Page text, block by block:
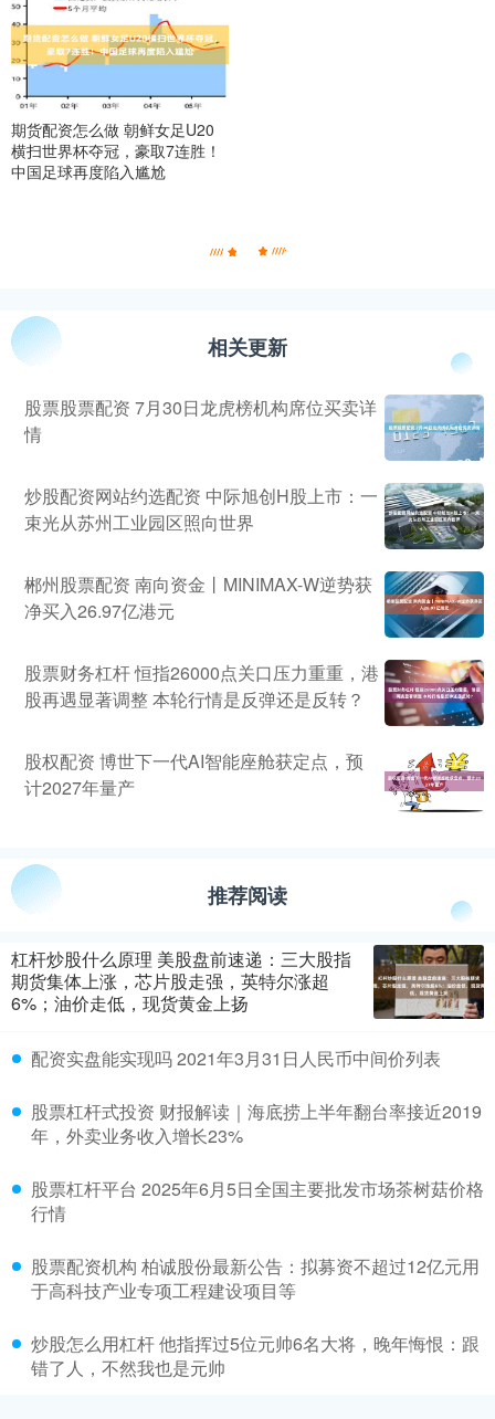
期货配资怎么做 朝鲜女足U20
横扫世界杯夺冠，豪取7连胜！
中国足球再度陷入尴尬
相关更新
股票股票配资 7月30日龙虎榜机构席位买卖详
情
炒股配资网站约选配资 中际旭创H股上市：一
束光从苏州工业园区照向世界
郴州股票配资 南向资金丨MINIMAX-W逆势获
净买入26.97亿港元
股票财务杠杆 恒指26000点关口压力重重，港
股再遇显著调整 本轮行情是反弹还是反转？
股权配资 博世下一代AI智能座舱获定点，预
计2027年量产
推荐阅读
杠杆炒股什么原理 美股盘前速递：三大股指
期货集体上涨，芯片股走强，英特尔涨超
6%；油价走低，现货黄金上扬
配资实盘能实现吗 2021年3月31日人民币中间价列表
股票杠杆式投资 财报解读｜海底捞上半年翻台率接近2019
年，外卖业务收入增长23%
股票杠杆平台 2025年6月5日全国主要批发市场茶树菇价格
行情
股票配资机构 柏诚股份最新公告：拟募资不超过12亿元用
于高科技产业专项工程建设项目等
炒股怎么用杠杆 他指挥过5位元帅6名大将，晚年悔恨：跟
错了人，不然我也是元帅